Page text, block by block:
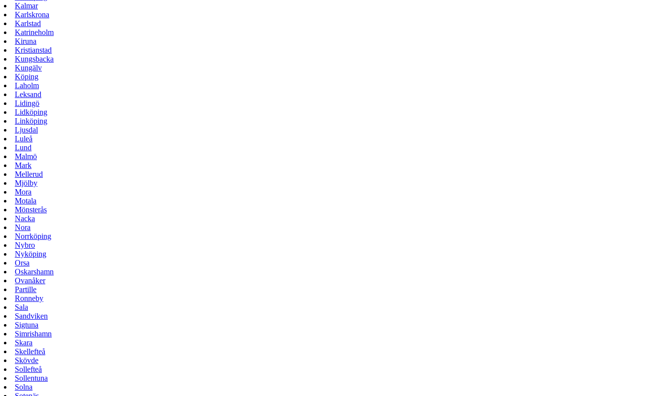
Kalmar
Karlskrona
Karlstad
Katrineholm
Kiruna
Kristianstad
Kungsbacka
Kungälv
Köping
Laholm
Leksand
Lidingö
Lidköping
Linköping
Ljusdal
Luleå
Lund
Malmö
Mark
Mellerud
Mjölby
Mora
Motala
Mönsterås
Nacka
Nora
Norrköping
Nybro
Nyköping
Orsa
Oskarshamn
Ovanåker
Partille
Ronneby
Sala
Sandviken
Sigtuna
Simrishamn
Skara
Skellefteå
Skövde
Sollefteå
Sollentuna
Solna